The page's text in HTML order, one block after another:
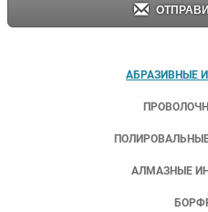
АБРАЗИВНЫЕ
АЛМАЗНЫЕ